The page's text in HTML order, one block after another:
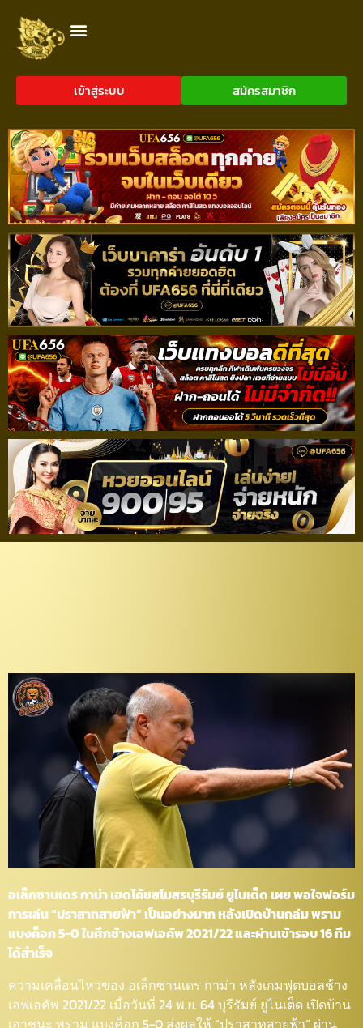
เข้าสู่ระบบ สมัครสมาชิก
อเล็กซานเดร กาม่า เฮดโค้ชสโมสรบุรีรัมย์ ยูไนเต็ด เผย พอใจฟอร์ม
การเล่น “ปราสาทสายฟ้า” เป็นอย่างมาก หลังเปิดบ้านถล่ม พราม
แบงค็อก 5-0 ในศึกช้างเอฟเอคัพ 2021/22 และผ่านเข้ารอบ 16 ทีม
ได้สำเร็จ
ความเคลื่อนไหวของ อเล็กซานเดร กาม่า หลังเกมฟุตบอลช้าง
เอฟเอคัพ 2021/22 เมื่อวันที่ 24 พ.ย. 64 บุรีรัมย์ ยูไนเต็ด เปิดบ้าน
เอาชนะ พราม แบงค็อก 5-0 ส่งผลให้ “ปราสาทสายฟ้า” ผ่าน